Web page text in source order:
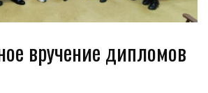
вручение дипломов